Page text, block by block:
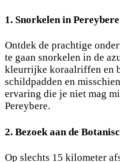
1. Snorkelen in Pereybere
Ontdek de prachtige
te gaan snorkelen in de
kleurrijke koraalriffen en
schildpadden en
ervaring die je niet mag
Pereybere.
2. Bezoek aan de
Op slechts 15 kilometer